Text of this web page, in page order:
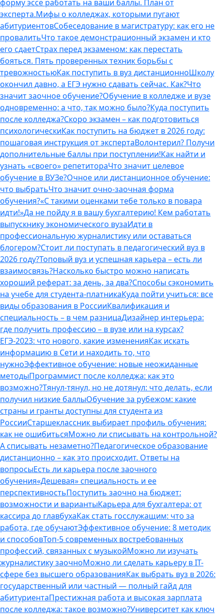
форму эссе работать на ваши баллы. План от
эксперта.Мифы о колледжах, которыми пугают
абитуриентовСобеседование в магистратуру: как его не
провалитьЧто такое демонстрационный экзамен и кто
его сдаетСтрах перед экзаменом: как перестать
бояться. Пять проверенных техник борьбы с
тревожностьюКак поступить в вуз дистанционноШколу
окончил давно, а ЕГЭ нужно сдавать сейчас. Как?Что
значит заочное обучение?Обучение в колледже и вузе
одновременно: а что, так можно было?Куда поступить
после колледжа?Скоро экзамен – как подготовиться
психологическиКак поступить на бюджет в 2026 году:
пошаговая инструкция от экспертаВолонтерил? Получи
дополнительные баллы при поступлении!Как найти и
узнать «своего» репетитораЧто значит целевое
обучение в ВУЗе?Очное или дистанционное обучение:
что выбратьЧто значит очно-заочная форма
обучения?«С такими оценками тебе только в повара
идти!»Да не пойду я в вашу бухгалтерию! Кем работать
выпускнику экономического вузаИдти в
профессиональную журналистику или оставаться
блогером?Стоит ли поступать в педагогический вуз в
2026 году?Топовый вуз и успешная карьера – есть ли
взаимосвязь?Насколько быстро можно написать
хороший реферат: за день, за два?Способы сэкономить
на учебе для студента-платникаКуда пойти учиться: все
виды образования в РоссииКвалификация и
специальность – в чем разницаДизайнер интерьера:
где получить профессию – в вузе или на курсах?
ЕГЭ-2023: что нового, какие измененияКак искать
информацию в Сети и находить то, что
нужноЭффективное обучение: новые неожиданные
методыПрограммист после колледжа: как это
возможно?Тянул-тянул, но не дотянул: что делать, если
получил низкие баллыОбучение за рубежом: какие
страны и гранты доступны для студента из
РоссииСтаршеклассник выбирает профиль обучения:
как не ошибитьсяМожно ли списывать на контрольной?
А списывать незаметно?Педагогическое образование
дистанционно – как это происходит. Ответы на
вопросыЕсть ли карьера после заочного
обучения«Дешевая» специальность и ее
перспективностьПоступить заочно на бюджет:
возможности и вариантыКарьера для бухгалтера: от
кассира до главбухаКак стать госслужащим: что за
работа, где обучаютЭффективное обучение: 8 методик
и способовТоп-5 современных востребованных
профессий, связанных с музыкойМожно ли изучать
журналистику заочноМожно ли сделать карьеру в IT-
сфере без высшего образованияКак выбрать вуз в 2026:
государственный или частный — полный гайд для
абитуриентаПрестижная работа и высокая зарплата
после колледжа: такое возможно?Университет как ключ